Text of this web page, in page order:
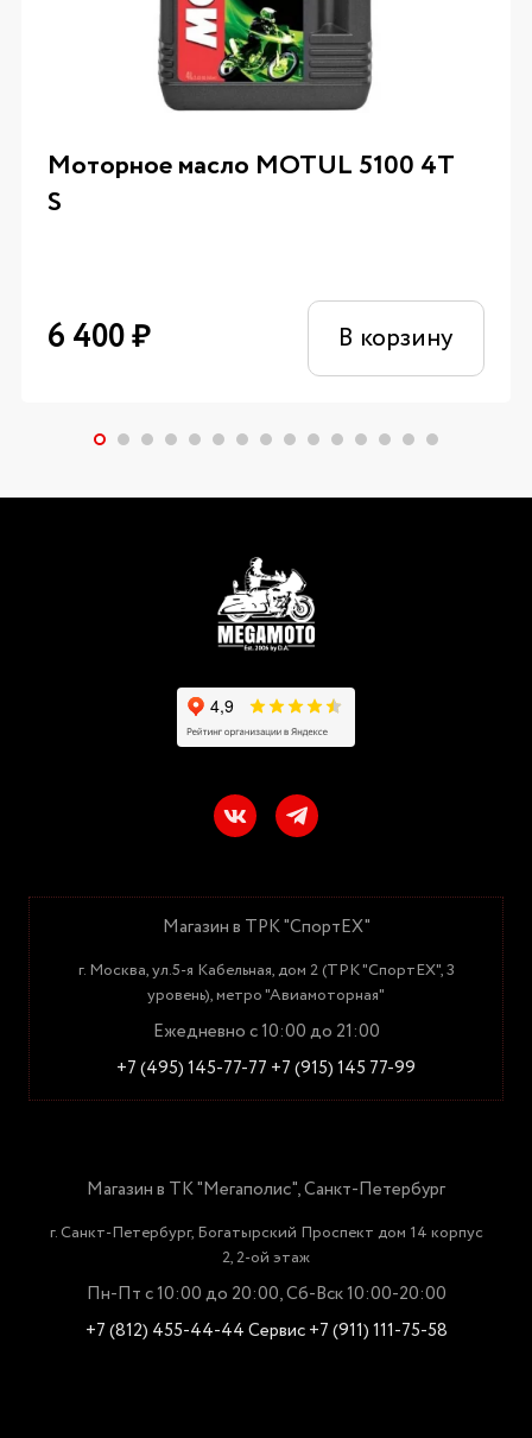
Моторное масло MOTUL 5100 4T
S
6 400₽ В корзину
Магазин в ТРК "СпортЕХ"
г. Москва, ул.5-я Кабельная, дом 2 (ТРК "СпортЕХ", 3
уровень), метро "Авиамоторная"
Ежедневно с 10:00 до 21:00
+7 (495) 145-77-77 +7 (915) 145 77-99
Магазин в ТК "Мегаполис", Санкт-Петербург
г. Санкт-Петербург, Богатырский Проспект дом 14 корпус
2, 2-ой этаж
Пн-Пт с 10:00 до 20:00, Сб-Вск 10:00-20:00
+7 (812) 455-44-44Сервис +7 (911) 111-75-58